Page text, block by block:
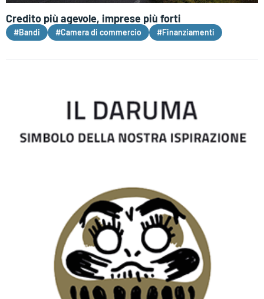
Credito più agevole, imprese più forti
#Bandi #Camera di commercio #Finanziamenti